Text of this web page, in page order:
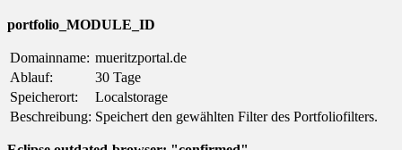
portfolio_MODULE_ID
Domainname: mueritzportal.de
Ablauf:
30 Tage
Speicherort:
Localstorage
Beschreibung: Speichert den gewählten Filter des Portfoliofilters.